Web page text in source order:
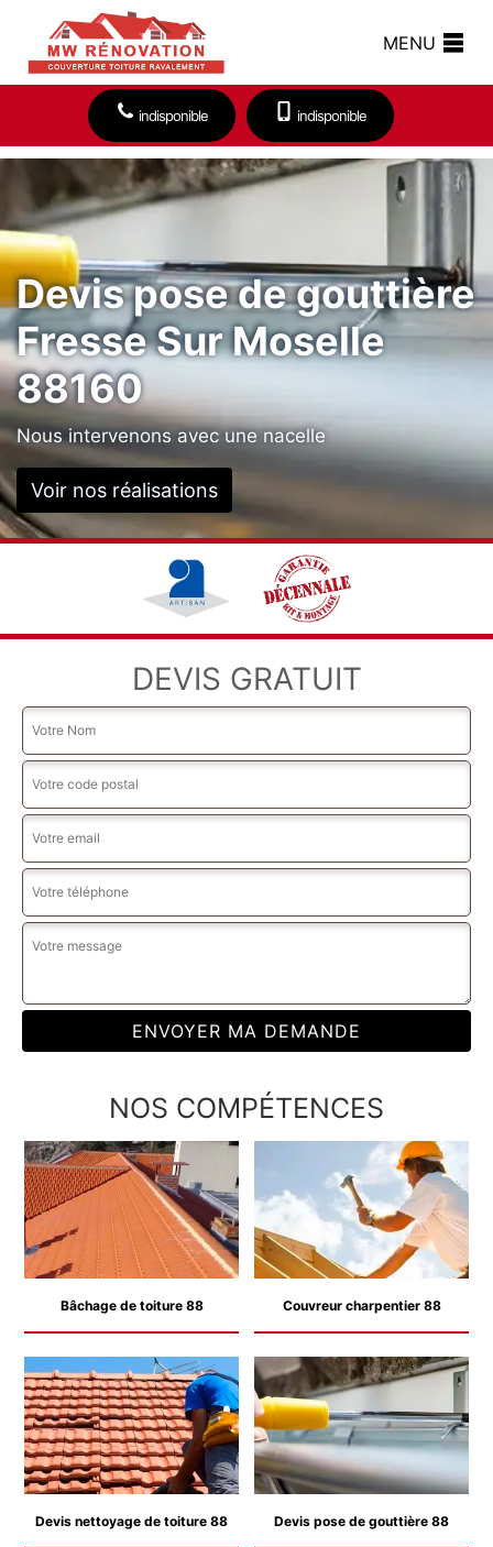
MENU
indisponible indisponible
Devis pose de gouttière
Fresse Sur Moselle
88160
Nous intervenons avec une nacelle
Voir nos réalisations
DEVIS GRATUIT
NOS COMPÉTENCES
Bâchage de toiture 88 Couvreur charpentier 88
Devis nettoyage de toiture 88 Devis pose de gouttière 88